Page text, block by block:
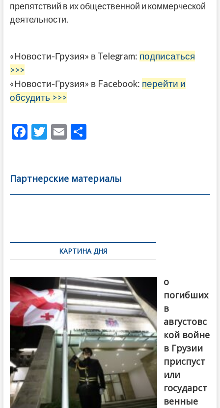
препятствий в их общественной и коммерческой
деятельности.
«Новости-Грузия» в Telegram: подписаться
>>>
«Новости-Грузия» в Facebook: перейти и
обсудить >>>
F
b
o
T
er
E
l
О
а
в
Партнерские материалы
по
записямКАРТИНА ДНЯ
о
погибших
в
августовс
кой войне
в Грузии
приспуст
или
государст
венные